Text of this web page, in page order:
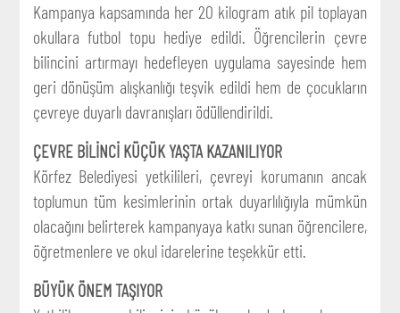
Kampanya kapsamında her 20 kilogram atık pil toplayan
okullara futbol topu hediye edildi. Öğrencilerin çevre
bilincini artırmayı hedefleyen uygulama sayesinde hem
geri dönüşüm alışkanlığı teşvik edildi hem de çocukların
çevreye duyarlı davranışları ödüllendirildi.
ÇEVRE BİLİNCİ KÜÇÜK YAŞTA KAZANILIYOR
Körfez Belediyesi yetkilileri, çevreyi korumanın ancak
toplumun tüm kesimlerinin ortak duyarlılığıyla mümkün
olacağını belirterek kampanyaya katkı sunan öğrencilere,
öğretmenlere ve okul idarelerine teşekkür etti.
BÜYÜK ÖNEM TAŞIYOR